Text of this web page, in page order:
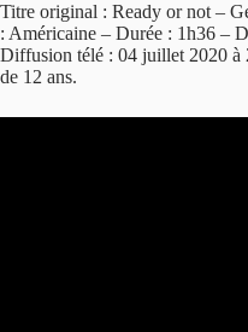
Titre original : Ready or not –
: Américaine – Durée : 1h36 –
Diffusion télé : 04 juillet 2020 à
de 12 ans.